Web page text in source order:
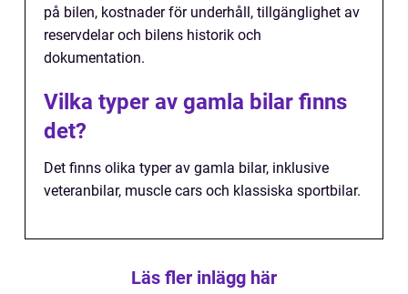
på bilen, kostnader för underhåll, tillgänglighet av
reservdelar och bilens historik och
dokumentation.
Vilka typer av gamla bilar finns
det?
Det finns olika typer av gamla bilar, inklusive
veteranbilar, muscle cars och klassiska sportbilar.
Läs fler inlägg här